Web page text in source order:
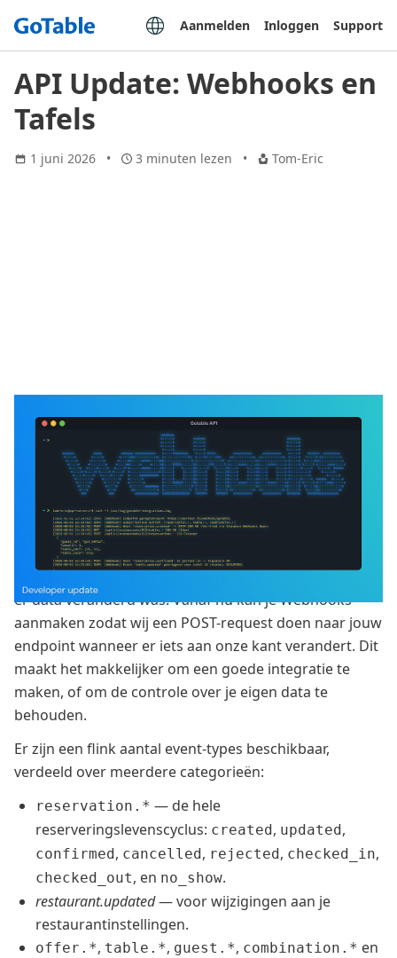
Aanmelden Inloggen Support
API Update: Webhooks en
Tafels
1 juni 2026 3 minuten lezen Tom-Eric
Ontwikkelaars en integratiepartners kunnen nu
nog beter integreren met nieuwe uitbreidingen aan
onze REST API en de nieuwe Webhooks
functionaliteit.
Webhooks
Voorheen moest je regelmatig pollen om te kijken of
er data veranderd was. Vanaf nu kan je Webhooks
aanmaken zodat wij een POST-request doen naar jouw
endpoint wanneer er iets aan onze kant verandert. Dit
maakt het makkelijker om een goede integratie te
maken, of om de controle over je eigen data te
behouden.
Er zijn een flink aantal event-types beschikbaar,
verdeeld over meerdere categorieën:
reservation.* — de hele
reserveringslevenscyclus: created, updated,
confirmed, cancelled, rejected, checked_in,
checked_out, en no_show.
restaurant.updated— voor wijzigingen aan je
restaurantinstellingen.
offer.*, table.*, guest.*, combination.* en